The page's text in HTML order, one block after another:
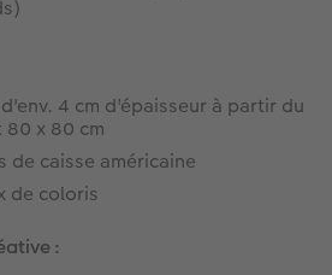
4 cm d'épaisseur à partir du
x 80 cm
de caisse américaine
de coloris
: